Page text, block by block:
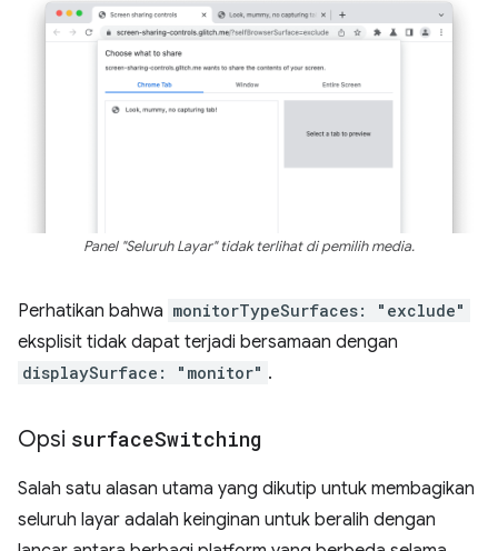
Panel "Seluruh Layar" tidak terlihat di pemilih media.
Perhatikan bahwa monitorTypeSurfaces: "exclude"
eksplisit tidak dapat terjadi bersamaan dengan
displaySurface: "monitor" .
Opsi surfaceSwitching
Salah satu alasan utama yang dikutip untuk membagikan
seluruh layar adalah keinginan untuk beralih dengan